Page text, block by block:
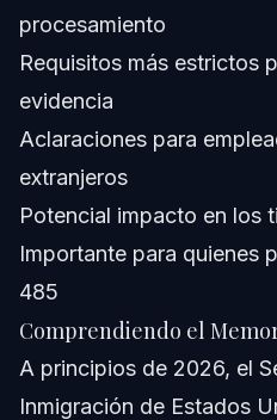
¿Cómo afecta el
USCIS para tarjeta verde?
¿Ha emitido USCIS
las tasas de rechazo para
¿Dónde puedo encontrar
¿Existen demandas que
USCIS AOS?
¿Cómo puedo prepararme
política USCIS AOS en
procesamiento
Requisitos más estrictos
evidencia
Aclaraciones para
extranjeros
Potencial impacto en los
Importante para quienes
485
Comprendiendo el
A principios de 2026, el
Inmigración de Estados